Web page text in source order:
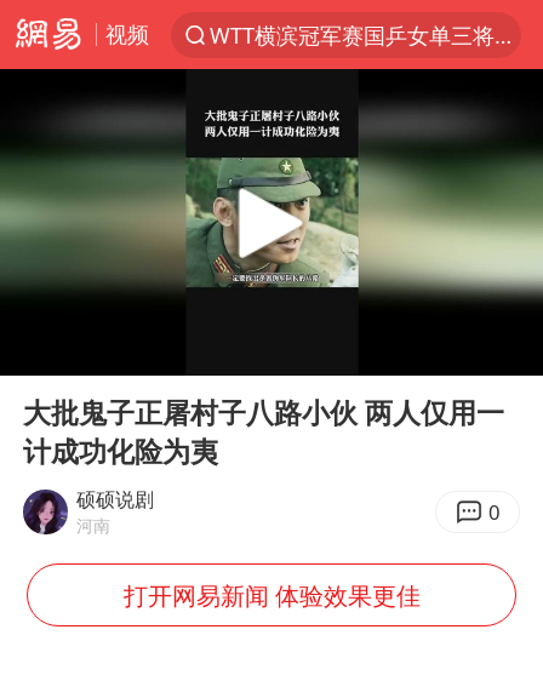
视频
WTT横滨冠军赛国乒女单三将晋级四强
大V：马科斯把路走绝了
黄金牛市回来了吗
杭州全市有序停课
上四休三，但降薪1000元，你接受吗？
全民健身事业高质量发展
几元成本的AI广告导致千万市值蒸发
Play
大批鬼子正屠村子八路小伙 两人仅用一
计成功化险为夷
硕硕说剧
河南 0
打开网易新闻 体验效果更佳